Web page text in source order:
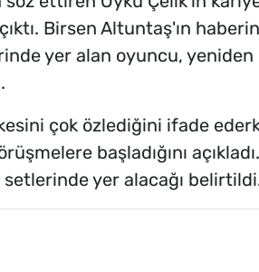
Birsen Altuntaş'ın
yer alan oyuncu, yeniden
çok özlediğini ifade
başladığını açıkladı.
yer alacağı